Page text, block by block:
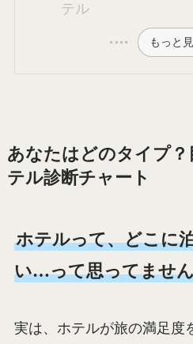
テル
もっと
あなたはどのタイプ
テル診断チャート
ホテルって、どこに
い…って思ってませ
実は、ホテルが旅の満足度